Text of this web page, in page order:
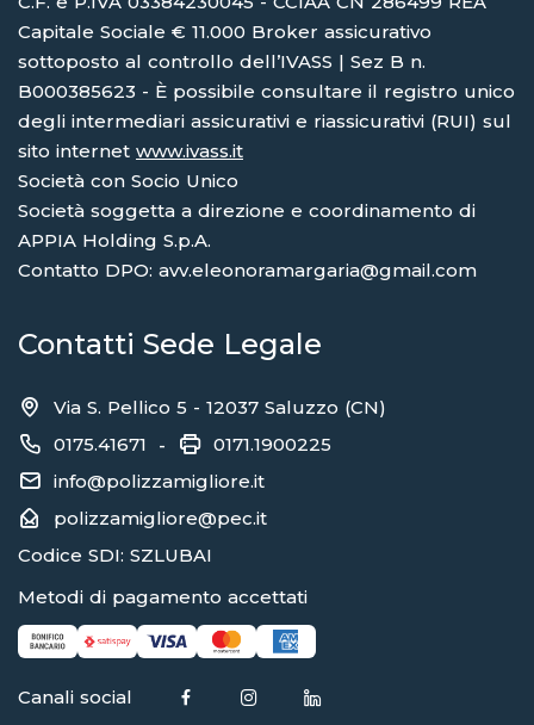
Capitale Sociale € 11.000 Broker assicurativo
sottoposto al controllo dell’IVASS | Sez B n.
B000385623 - È possibile consultare il registro unico
degli intermediari assicurativi e riassicurativi (RUI) sul
sito internet www.ivass.it
Società con Socio Unico
Società soggetta a direzione e coordinamento di
APPIA Holding S.p.A.
Contatto DPO: avv.eleonoramargaria@gmail.com
Contatti Sede Legale
Via S. Pellico 5 - 12037 Saluzzo (CN)
0175.41671 -
0171.1900225
info@polizzamigliore.it
polizzamigliore@pec.it
Codice SDI: SZLUBAI
Metodi di pagamento accettati
Canali social